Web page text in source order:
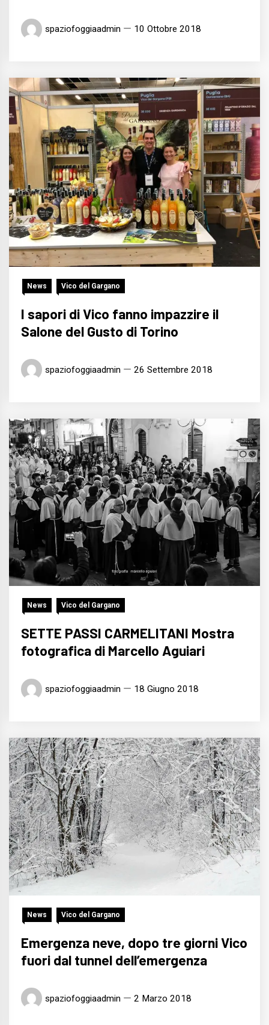
spaziofoggiaadmin 10 Ottobre 2018
News Vico del Gargano
I sapori di Vico fanno impazzire il
Salone del Gusto di Torino
spaziofoggiaadmin 26 Settembre 2018
News Vico del Gargano
SETTE PASSI CARMELITANI Mostra
fotografica di Marcello Aguiari
spaziofoggiaadmin 18 Giugno 2018
News Vico del Gargano
Emergenza neve, dopo tre giorni Vico
fuori dal tunnel dell’emergenza
spaziofoggiaadmin 2 Marzo 2018